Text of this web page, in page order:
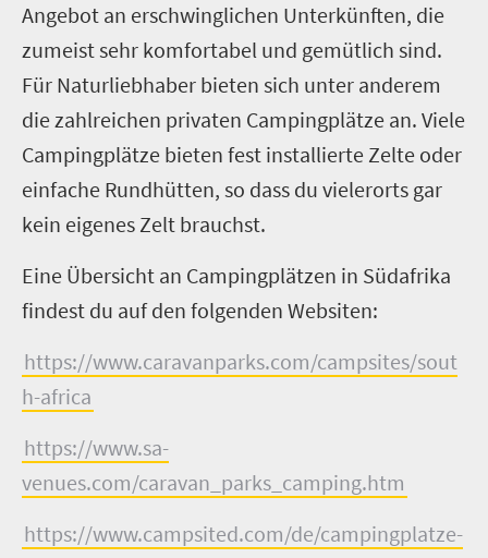
Angebot an erschwinglichen Unterkünften, die
zumeist sehr komfortabel und gemütlich sind.
Für Naturliebhaber bieten sich unter anderem
die zahlreichen privaten Campingplätze an. Viele
Campingplätze bieten fest installierte Zelte oder
einfache Rundhütten, so dass du vielerorts gar
kein eigenes Zelt brauchst.
Eine Übersicht an Campingplätzen in Südafrika
findest du auf den folgenden Websiten:
https://www.caravanparks.com/campsites/sout
h-africa
https://www.sa-
venues.com/caravan_parks_camping.htm
https://www.campsited.com/de/campingplatze-